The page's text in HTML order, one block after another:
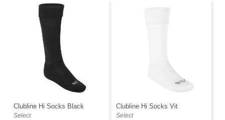
Clubline Hi Socks Black
Select
Clubline Hi Socks Vit
Select